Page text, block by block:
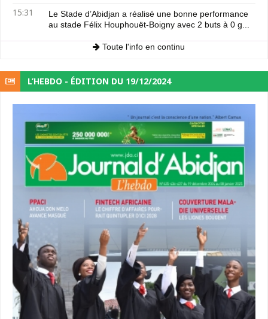
15:31
Le Stade d’Abidjan a réalisé une bonne performance
au stade Félix Houphouët-Boigny avec 2 buts à 0 g...
Toute l'info en continu
L’HEBDO - ÉDITION DU 19/12/2024